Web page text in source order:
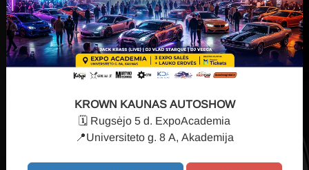
SALONO VALYMAS
KROWN KAUNAS AUTOSHOW
🗓️ Rugsėjo 5 d. ExpoAcademia
📍Universiteto g. 8 A, Akademija